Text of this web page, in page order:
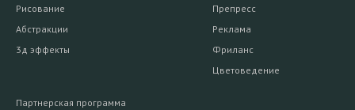
Рисование
Абстракции
3д эффекты
Препресс
Реклама
Фриланс
Цветоведение
Партнерская программа